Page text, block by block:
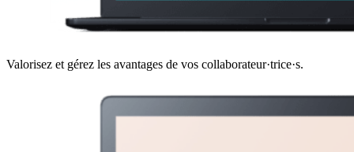
Valorisez et gérez les avantages de vos collaborateur·trice·s.